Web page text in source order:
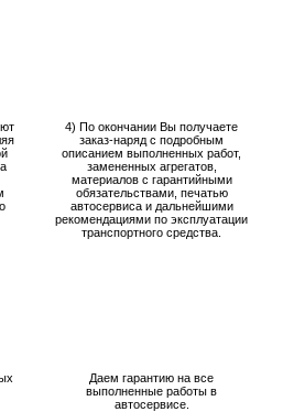
4) По окончании Вы получаете
заказ-наряд с подробным
описанием выполненных работ,
замененных агрегатов,
материалов с гарантийными
обязательствами, печатью
автосервиса и дальнейшими
рекомендациями по эксплуатации
транспортного средства.
Даем гарантию на все
выполненные работы в
автосервисе.